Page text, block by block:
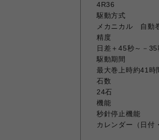
4R36
駆動方式
メカニカル 自動
精度
日差＋45秒～－35
駆動期間
最大巻上時約41時
石数
24石
機能
秒針停止機能
カレンダー（日付